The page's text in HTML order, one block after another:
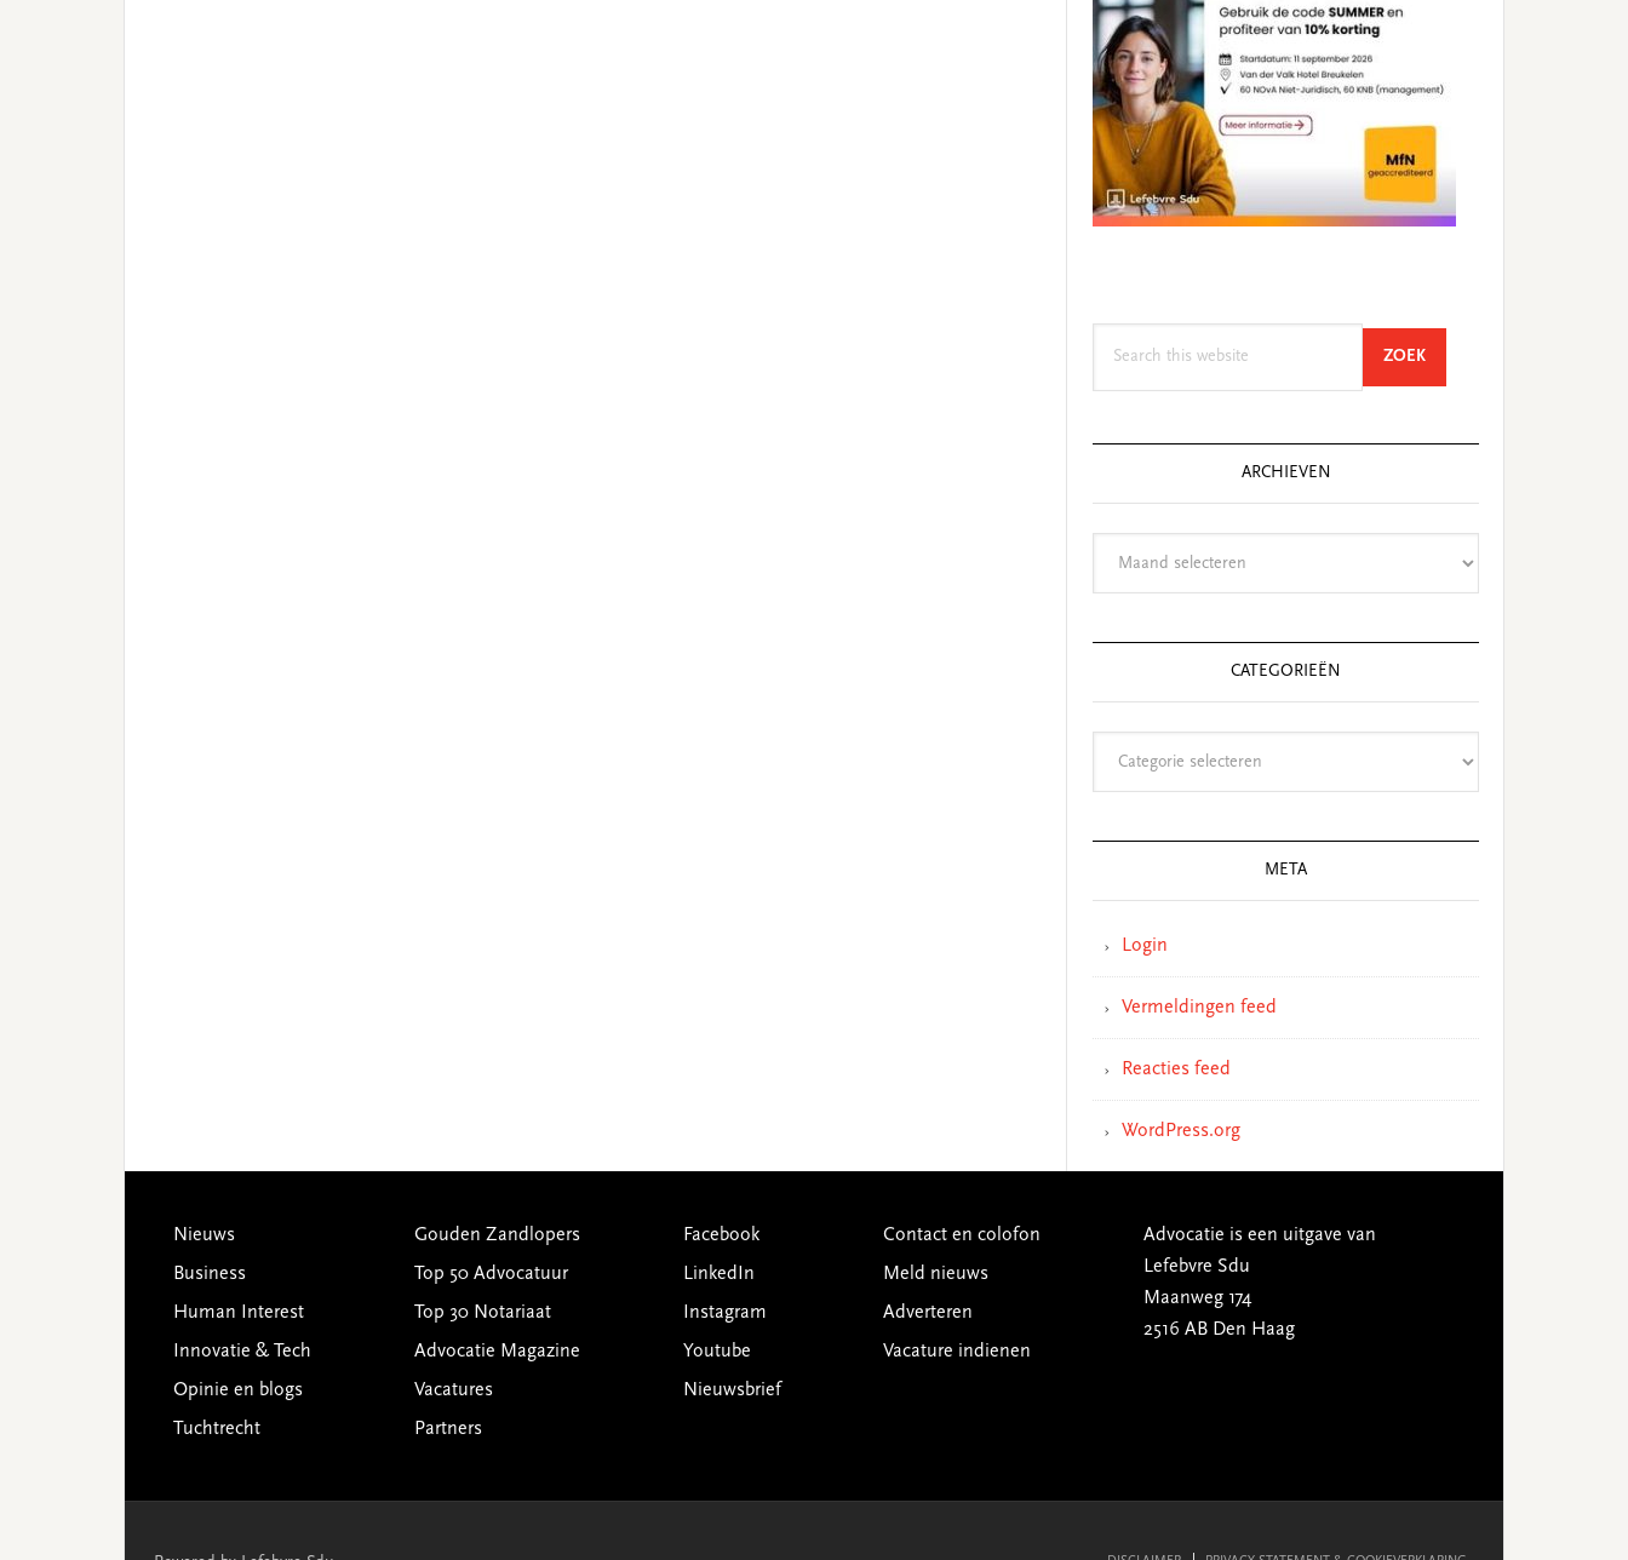
ZOEKSEARCH
ARCHIEVEN
CATEGORIEËN
META
Login
Vermeldingen feed
Reacties feed
WordPress.org
Footer
Nieuws
Business
Human Interest
Innovatie & Tech
Opinie en blogs
Tuchtrecht
Gouden Zandlopers
Top 50 Advocatuur
Top 30 Notariaat
Advocatie Magazine
Vacatures
Partners
Facebook
LinkedIn
Instagram
Youtube
Nieuwsbrief
Contact en colofon
Meld nieuws
Adverteren
Vacature indienen
Advocatie is een uitgave van
Lefebvre Sdu
Maanweg 174
2516 AB Den Haag